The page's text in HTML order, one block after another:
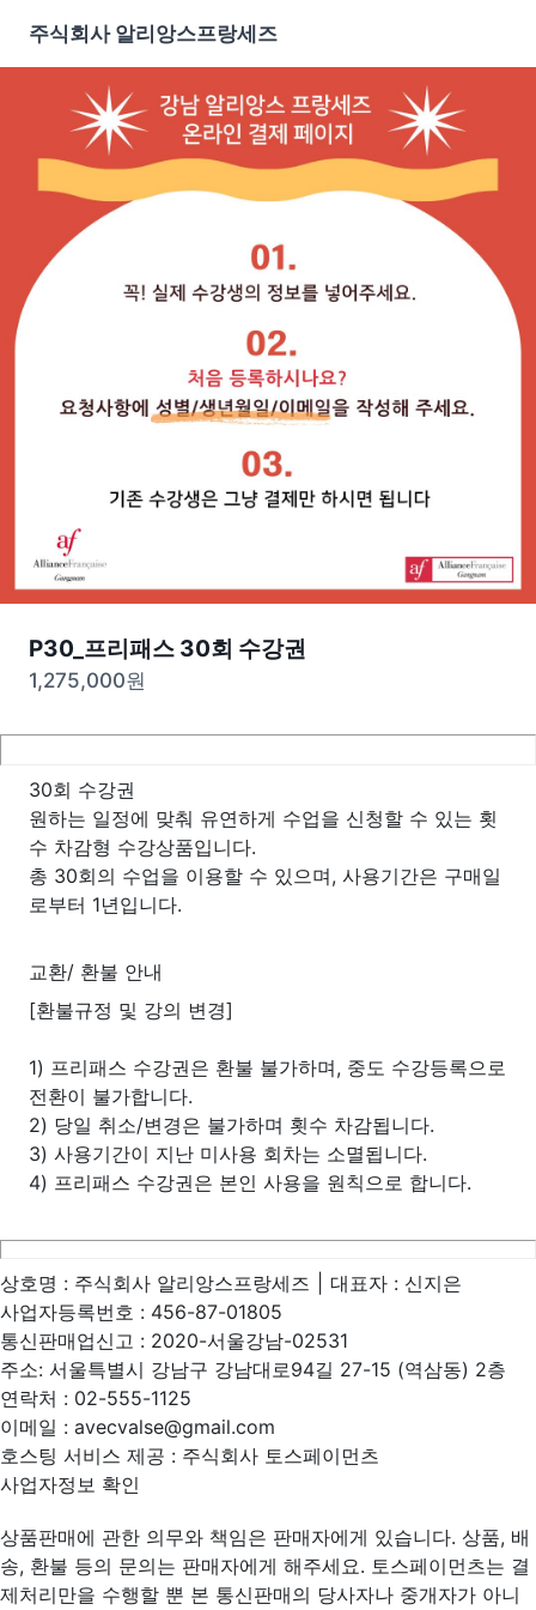
주식회사 알리앙스프랑세즈
P30_프리패스 30회 수강권
1,275,000원
30회 수강권
원하는 일정에 맞춰 유연하게 수업을 신청할 수 있는 횟
수 차감형 수강상품입니다.
총 30회의 수업을 이용할 수 있으며, 사용기간은 구매일
로부터 1년입니다.
교환/ 환불 안내
[환불규정 및 강의 변경]
1) 프리패스 수강권은 환불 불가하며, 중도 수강등록으로
전환이 불가합니다.
2) 당일 취소/변경은 불가하며 횟수 차감됩니다.
3) 사용기간이 지난 미사용 회차는 소멸됩니다.
4) 프리패스 수강권은 본인 사용을 원칙으로 합니다.
상호명 : 주식회사 알리앙스프랑세즈 대표자 : 신지은
사업자등록번호 : 456-87-01805
통신판매업신고 : 2020-서울강남-02531
주소: 서울특별시 강남구 강남대로94길 27-15 (역삼동) 2층
연락처 : 02-555-1125
이메일 : avecvalse@gmail.com
호스팅 서비스 제공 : 주식회사 토스페이먼츠
사업자정보 확인
상품판매에 관한 의무와 책임은 판매자에게 있습니다. 상품, 배
송, 환불 등의 문의는 판매자에게 해주세요. 토스페이먼츠는 결
제처리만을 수행할 뿐 본 통신판매의 당사자나 중개자가 아니